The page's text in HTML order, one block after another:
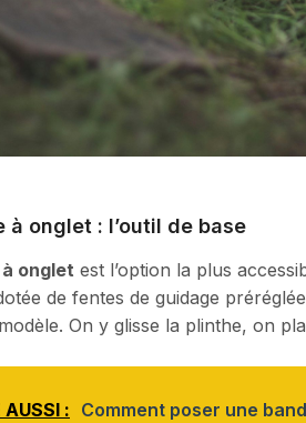
à onglet : l’outil de base
onglet est l’option la plus
de fentes de guidage
On y glisse la plinthe, on
AUSSI : Comment poser une